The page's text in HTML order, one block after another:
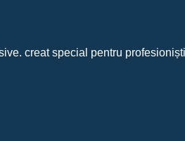
creat special pentru